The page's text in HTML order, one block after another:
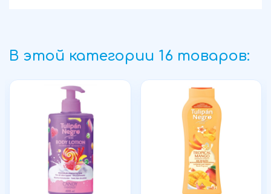
В этой категории 16 товаров: